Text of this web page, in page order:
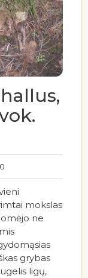
mokslas
ne
grybas
ligų,